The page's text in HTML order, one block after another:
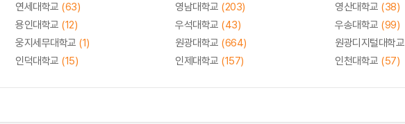
연세대학교 (63) 영남대학교 (203) 영산대학교 (38)
용인대학교 (12) 우석대학교 (43) 우송대학교 (99)
웅지세무대학교 (1) 원광대학교 (664) 원광디지털대학교
인덕대학교 (15) 인제대학교 (157) 인천대학교 (57)